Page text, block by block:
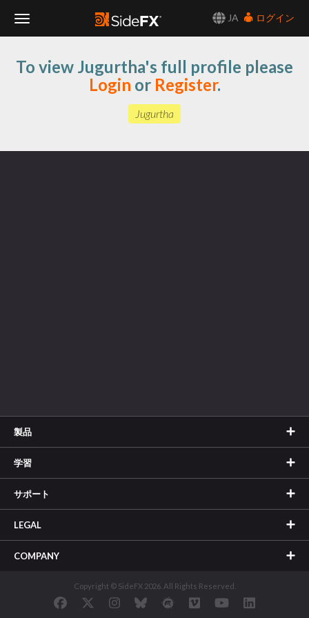
JA
ログイン
Navigation
To view Jugurtha's full profile please
Login or Register.
Jugurtha
製品
学習
サポート
LEGAL
COMPANY
Copyright © SideFX 2026. All Rights Reserved.